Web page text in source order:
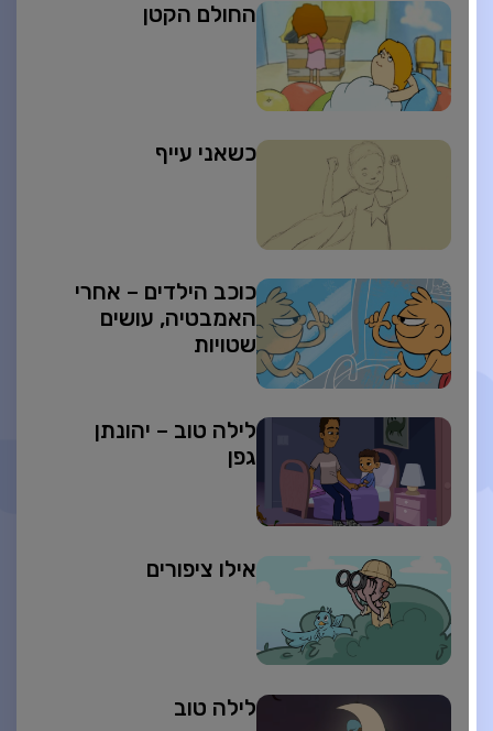
החולם הקטן
כשאני עייף
כוכב הילדים – אחרי
האמבטיה, עושים
שטויות
לילה טוב – יהונתן
גפן
אילו ציפורים
לילה טוב